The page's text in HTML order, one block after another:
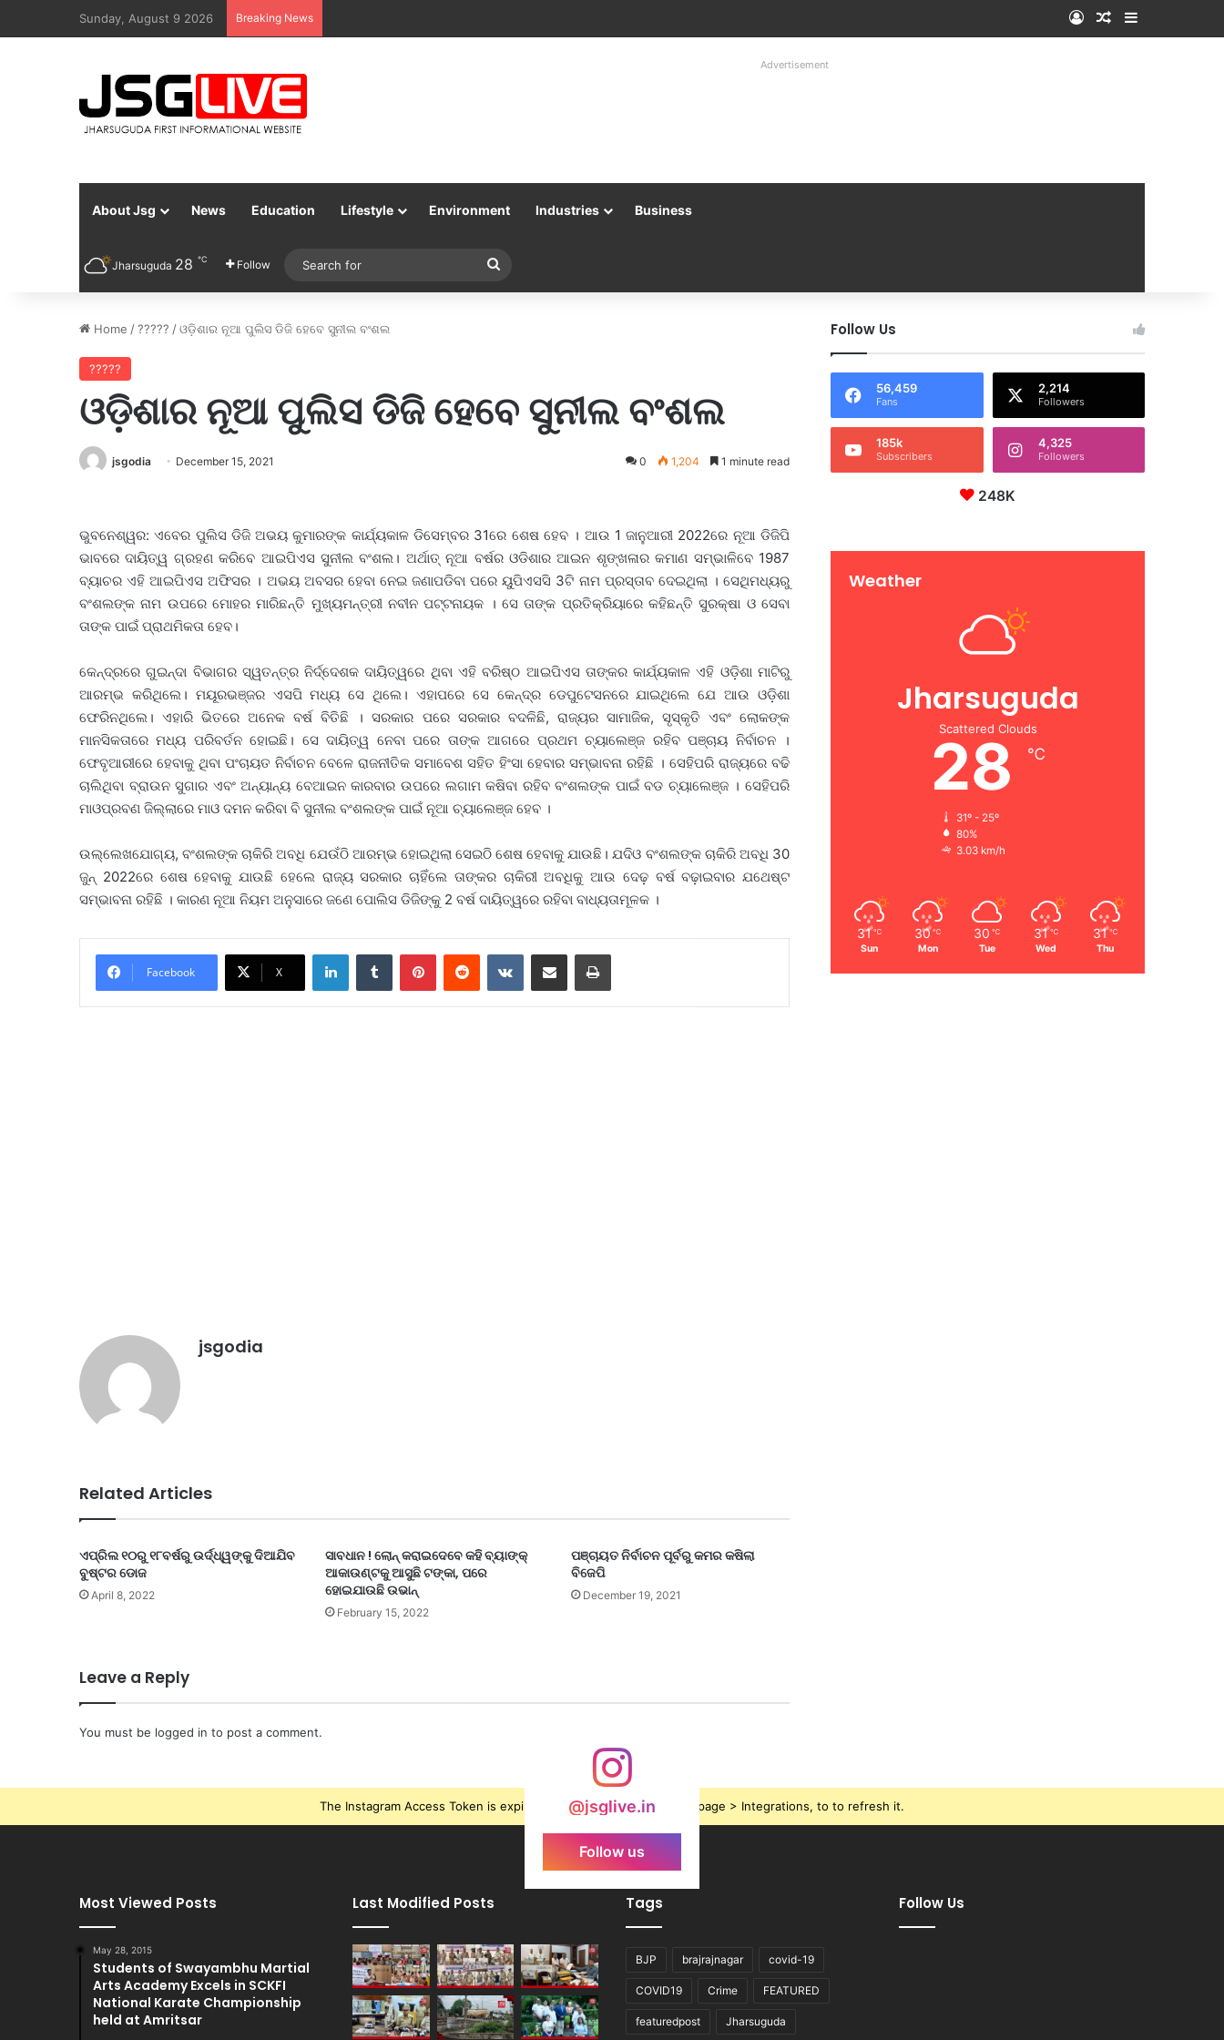
Sunday, August 9 2026 Breaking News Log InRandom Article
Sidebar
Advertisement
About Jsg News Education Lifestyle Environment Industries Business
Jharsuguda 28 ℃ Follow
for
Home /????? /ଓଡ଼ିଶାର ନୂଆ ପୁଲିସ ଡିଜି ହେବେ ସୁନୀଲ ବଂଶଲ
?????
ଓଡ଼ିଶାର ନୂଆ ପୁଲିସ ଡିଜି ହେବେ ସୁନୀଲ ବଂଶଲ
jsgodia December 15, 2021 0 1,204 1 minute read
ଭୁବନେଶ୍ୱର: ଏବେର ପୁଲିସ ଡିଜି ଅଭୟ କୁମାରଙ୍କ କାର୍ଯ୍ୟକାଳ ଡିସେମ୍ବର 31ରେ ଶେଷ ହେବ । ଆଉ 1 ଜାନୁଆରୀ 2022ରେ ନୂଆ ଡିଜିପି
ଭାବରେ ଦାୟିତ୍ୱ ଗ୍ରହଣ କରିବେ ଆଇପିଏସ ସୁନୀଲ ବଂଶଲ। ଅର୍ଥାତ୍ ନୂଆ ବର୍ଷର ଓଡିଶାର ଆଇନ ଶୃଙ୍ଖଳାର କମାଣ ସମ୍ଭାଳିବେ 1987
ବ୍ୟାଚର ଏହି ଆଇପିଏସ ଅଫିସର । ଅଭୟ ଅବସର ହେବା ନେଇ ଜଣାପଡିବା ପରେ ୟୁପିଏସସି 3ଟି ନାମ ପ୍ରସ୍ତାବ ଦେଇଥିଲା । ସେଥିମଧ୍ୟରୁ
ବଂଶଲଙ୍କ ନାମ ଉପରେ ମୋହର ମାରିଛନ୍ତି ମୁଖ୍ୟମନ୍ତ୍ରୀ ନବୀନ ପଟ୍ଟନାୟକ । ସେ ତାଙ୍କ ପ୍ରତିକ୍ରିୟାରେ କହିଛନ୍ତି ସୁରକ୍ଷା ଓ ସେବା
ତାଙ୍କ ପାଇଁ ପ୍ରାଥମିକତା ହେବ।
କେନ୍ଦ୍ରରେ ଗୁଇନ୍ଦା ବିଭାଗର ସ୍ୱତନ୍ତ୍ର ନିର୍ଦ୍ଦେଶକ ଦାୟିତ୍ୱରେ ଥିବା ଏହି ବରିଷ୍ଠ ଆଇପିଏସ ତାଙ୍କର କାର୍ଯ୍ୟକାଳ ଏହି ଓଡ଼ିଶା ମାଟିରୁ
ଆରମ୍ଭ କରିଥିଲେ। ମୟୂରଭଞ୍ଜର ଏସପି ମଧ୍ୟ ସେ ଥିଲେ। ଏହାପରେ ସେ କେନ୍ଦ୍ର ଡେପୁଟେସନରେ ଯାଇଥିଲେ ଯେ ଆଉ ଓଡ଼ିଶା
ଫେରିନଥିଲେ। ଏହାରି ଭିତରେ ଅନେକ ବର୍ଷ ବିତିଛି । ସରକାର ପରେ ସରକାର ବଦଳିଛି, ରାଜ୍ୟର ସାମାଜିକ, ସୃସ୍କୃତି ଏବଂ ଲୋକଙ୍କ
ମାନସିକତାରେ ମଧ୍ୟ ପରିବର୍ତନ ହୋଇଛି। ସେ ଦାୟିତ୍ୱ ନେବା ପରେ ତାଙ୍କ ଆଗରେ ପ୍ରଥମ ଚ୍ୟାଲେଞ୍ଜ ରହିବ ପଞ୍ଚାୟ ନିର୍ବାଚନ ।
ଫେବୃଆରୀରେ ହେବାକୁ ଥିବା ପଂଚାୟତ ନିର୍ବାଚନ ବେଳେ ରାଜନୀତିକ ସମାବେଶ ସହିତ ହିଂସା ହେବାର ସମ୍ଭାବନା ରହିଛି । ସେହିପରି ରାଜ୍ୟରେ ବଢି
ଚାଲିଥିବା ବ୍ରାଉନ ସୁଗାର ଏବଂ ଅନ୍ୟାନ୍ୟ ବେଆଇନ କାରବାର ଉପରେ ଲଗାମ କଷିବା ରହିବ ବଂଶଲଙ୍କ ପାଇଁ ବଡ ଚ୍ୟାଲେଞ୍ଜ । ସେହିପରି
ମାଓପ୍ରବଣ ଜିଲ୍ଲାରେ ମାଓ ଦମନ କରିବା ବି ସୁନୀଲ ବଂଶଲଙ୍କ ପାଇଁ ନୂଆ ଚ୍ୟାଲେଞ୍ଜ ହେବ ।
ଉଲ୍ଲେଖଯୋଗ୍ୟ, ବଂଶଲଙ୍କ ଚାକିରି ଅବଧି ଯେଉଁଠି ଆରମ୍ଭ ହୋଇଥିଲା ସେଇଠି ଶେଷ ହେବାକୁ ଯାଉଛି। ଯଦିଓ ବଂଶଲଙ୍କ ଚାକିରି ଅବଧି 30
ଜୁନ୍ 2022ରେ ଶେଷ ହେବାକୁ ଯାଉଛି ହେଲେ ରାଜ୍ୟ ସରକାର ଚାହିଁଲେ ତାଙ୍କର ଚାକିରୀ ଅବଧିକୁ ଆଉ ଦେଢ଼ ବର୍ଷ ବଢ଼ାଇବାର ଯଥେଷ୍ଟ
ସମ୍ଭାବନା ରହିଛି । କାରଣ ନୂଆ ନିୟମ ଅନୁସାରେ ଜଣେ ପୋଲିସ ଡିଜିଙ୍କୁ 2 ବର୍ଷ ଦାୟିତ୍ୱରେ ରହିବା ବାଧ୍ୟତାମୂଳକ ।
Facebook X
LinkedInTumblr PinterestReddit VKontakteShare via Email Print
jsgodia
Related Articles
ଏପ୍ରିଲ ୧୦ରୁ ୧୮ବର୍ଷରୁ ଉର୍ଦ୍ଧ୍ୱଙ୍କୁ ଦିଆଯିବ
ବୁଷ୍ଟର ଡୋଜ
April 8, 2022
ସାବଧାନ ! ଲୋନ୍ କରାଇଦେବେ କହି ବ୍ୟାଙ୍କ୍
ଆକାଉଣ୍ଟକୁ ଆସୁଛି ଟଙ୍କା, ପରେ
ହୋଇଯାଉଛି ଉଭାନ୍
February 15, 2022
ପଞ୍ଚାୟତ ନିର୍ବାଚନ ପୂର୍ବରୁ କମର କଷିଲା
ବିଜେପି
December 19, 2021
Leave a Reply
You must be logged in to post a comment.
Follow Us
56,459
Fans
2,214
Followers
185k
Subscribers
4,325
Followers
248K
Weather
Jharsuguda
Scattered Clouds
28 ℃
31º - 25º
80%
3.03 km/h
31 ℃
Sun
30 ℃
Mon
30 ℃
Tue
31 ℃
Wed
31 ℃
Thu
@jsglive.in
Follow us
The Instagram Access Token is expired, Go to the Theme options page > Integrations, to to refresh it.
Most Viewed Posts
May 28, 2015
Students of Swayambhu Martial
Arts Academy Excels in SCKFI
National Karate Championship
held at Amritsar
Last Modified Posts Tags
BJP brajrajnagar covid-19
COVID19 Crime FEATURED
featuredpost Jharsuguda
Follow Us